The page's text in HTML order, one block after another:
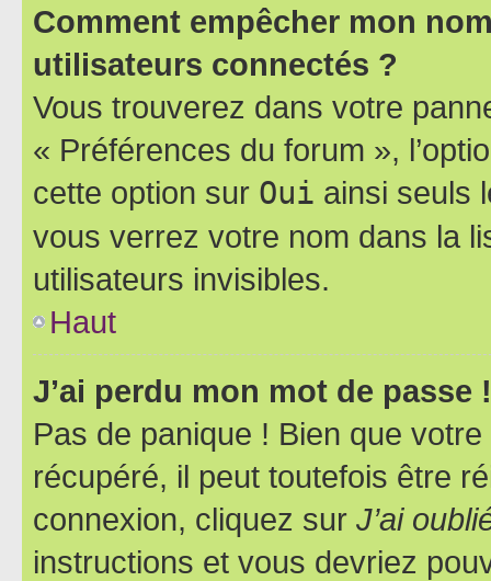
Comment empêcher mon
utilisateurs connectés ?
Vous trouverez dans votre
« Préférences du forum »,
cette option sur Oui ainsi seuls
vous verrez votre nom dans la
utilisateurs invisibles.
Haut
J’ai perdu mon mot de passe !
Pas de panique ! Bien que
récupéré, il peut toutefois être
connexion, cliquez sur J’ai
instructions et vous devriez